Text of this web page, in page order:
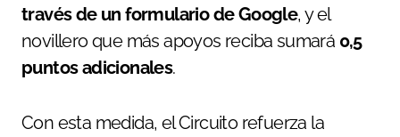
través de un formulario de Google, y el
novillero que más apoyos reciba sumará 0,5
puntos adicionales.
Con esta medida, el Circuito refuerza la